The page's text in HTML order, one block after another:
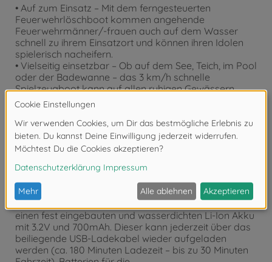
• Auf zum Einsatz – Mit dem ferngesteuerten
Feuerwehrlöschboot kommen angehende
Feuerwehrmänner/-frauen auch auf dem Wasser
schnell zu ihrem Einsatzort und können ihren Idolen
spielerisch nacheifern.
• Vielseitig einsetzbar – Ob auf dem See, Teich, im Pool
oder der Badewanne – das 3 km/h schnelle
Spielzeugboot kann auf allen ruhigen Gewässern
eingesetzt werden (Salzwassergewässer
ausgenommen).
• Einfache Steuerung – Damit auch schon die Kleinsten
das Boot sicher manövrieren können bietet ist die 3-
Kanal Funksteuerung (2,4 GHz) wasserfest und
besonders einfach zu Bedienen. Reichweite bis zu 15
Meter. (Funktionen: vorwärts, rückwärts, links, rechts).
Kein Befüllen eines Wassertanks nötig, da das Boot
während des Fahrens direkt Wasser ansaugt.
• Aufladbar per USB – Das Feuerwehrschiff besitzt
einen fest eingebauten und wasserdichten Li-Ion Akku
mit 3.2V und 700mAh. Dieser kann jederzeit über das
beiliegende USB-Ladekabel wieder aufgeladen
werden (ca. 180 Minuten Ladezeit – bis zu 30 Minuten